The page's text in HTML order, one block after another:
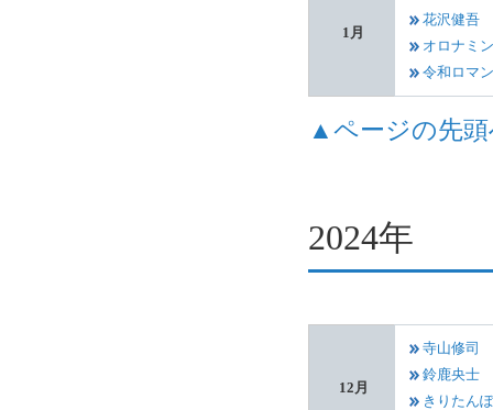
1月
花沢健吾
オロナミ
令和ロマン
▲ページの先
2024年
12月
寺山修司
鈴鹿央士
きりたん